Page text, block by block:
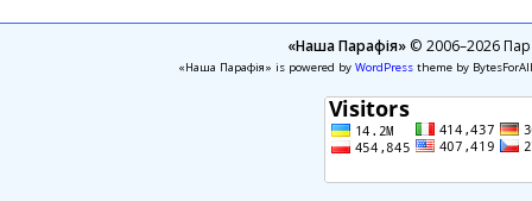
«Наша Парафія»© 2006–2026
«Наша Парафія» is powered by WordPresstheme by